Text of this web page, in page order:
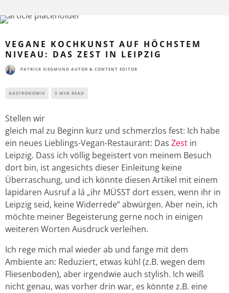
VEGANE KOCHKUNST AUF HÖCHSTEM
NIVEAU: DAS ZEST IN LEIPZIG
PATRICK SIEGMUND AUTOR & CONTENT EDITOR
GASTRONOMIE 3 MIN READ
Stellen wir
gleich mal zu Beginn kurz und schmerzlos fest: Ich habe
ein neues Lieblings-Vegan-Restaurant: Das Zest in
Leipzig. Dass ich völlig begeistert von meinem Besuch
dort bin, ist angesichts dieser Einleitung keine
Überraschung, und ich könnte diesen Artikel mit einem
lapidaren Ausruf a lá „ihr MÜSST dort essen, wenn ihr in
Leipzig seid, keine Widerrede“ abwürgen. Aber nein, ich
möchte meiner Begeisterung gerne noch in einigen
weiteren Worten Ausdruck verleihen.
Ich rege mich mal wieder ab und fange mit dem
Ambiente an: Reduziert, etwas kühl (z.B. wegen dem
Fliesenboden), aber irgendwie auch stylish. Ich weiß
nicht genau, was vorher drin war, es könnte z.B. eine